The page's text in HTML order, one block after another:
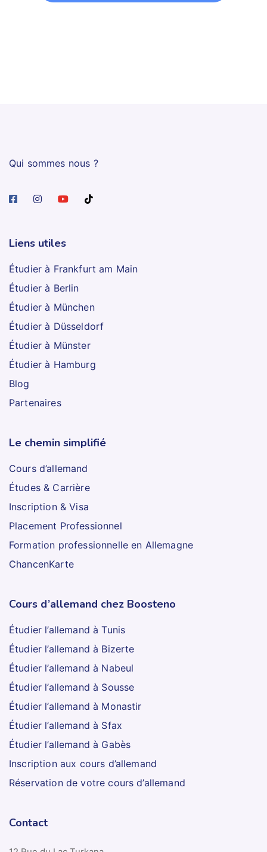
Qui sommes nous ?
Liens utiles
Étudier à Frankfurt am Main
Étudier à Berlin
Étudier à München
Étudier à Düsseldorf
Étudier à Münster
Étudier à Hamburg
Blog
Partenaires
Le chemin simplifié
Cours d’allemand
Études & Carrière
Inscription & Visa
Placement Professionnel
Formation professionnelle en Allemagne
ChancenKarte
Cours d’allemand chez Boosteno
Étudier l’allemand à Tunis
Étudier l’allemand à Bizerte
Étudier l’allemand à Nabeul
Étudier l’allemand à Sousse
Étudier l’allemand à Monastir
Étudier l’allemand à Sfax
Étudier l’allemand à Gabès
Inscription aux cours d’allemand
Réservation de votre cours d’allemand
Contact